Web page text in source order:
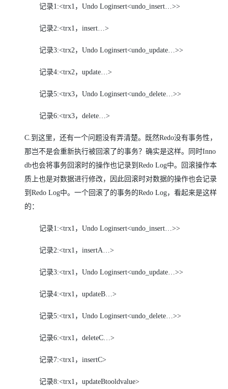
记录1:<trx1，Undo Loginsert<undo_insert…>>
记录2:<trx1，insert…>
记录3:<trx2，Undo Loginsert<undo_update…>>
记录4:<trx2，update…>
记录5:<trx3，Undo Loginsert<undo_delete…>>
记录6:<trx3，delete…>
C.到这里，还有一个问题没有弄清楚。既然Redo没有事务性，
那岂不是会重新执行被回滚了的事务？确实是这样。同时Inno
db也会将事务回滚时的操作也记录到Redo Log中。回滚操作本
质上也是对数据进行修改，因此回滚时对数据的操作也会记录
到Redo Log中。一个回滚了的事务的Redo Log，看起来是这样
的：
记录1:<trx1，Undo Loginsert<undo_insert…>>
记录2:<trx1，insertA…>
记录3:<trx1，Undo Loginsert<undo_update…>>
记录4:<trx1，updateB…>
记录5:<trx1，Undo Loginsert<undo_delete…>>
记录6:<trx1，deleteC…>
记录7:<trx1，insertC>
记录8:<trx1，updateBtooldvalue>